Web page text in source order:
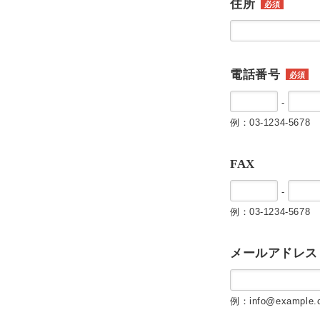
住所 必須
電話番号 必須
-
例：03-1234-5678
FAX
-
例：03-1234-5678
メールアドレス
例：